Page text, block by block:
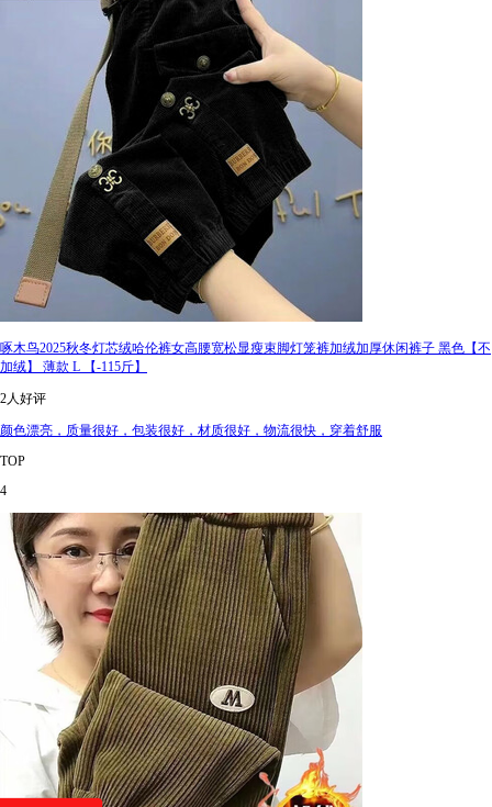
啄木鸟2025秋冬灯芯绒哈伦裤女高腰宽松显瘦束脚灯笼裤加绒加厚休闲裤子 黑色【不
加绒】 薄款 L 【-115斤】
2人好评
颜色漂亮，质量很好，包装很好，材质很好，物流很快，穿着舒服
TOP
4